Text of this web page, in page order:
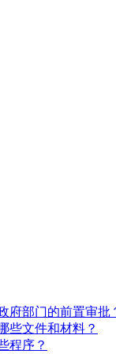
府部门的前置审批
些文件和材料？
程序？